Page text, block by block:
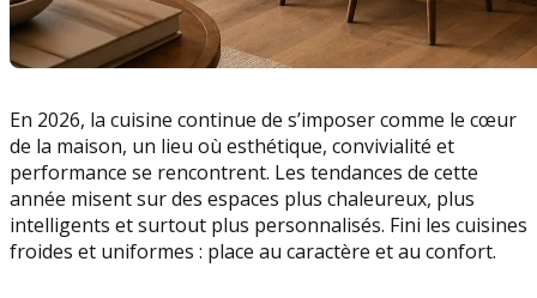
En 2026, la cuisine continue de s’imposer comme le cœur
de la maison, un lieu où esthétique, convivialité et
performance se rencontrent. Les tendances de cette
année misent sur des espaces plus chaleureux, plus
intelligents et surtout plus personnalisés. Fini les cuisines
froides et uniformes : place au caractère et au confort.